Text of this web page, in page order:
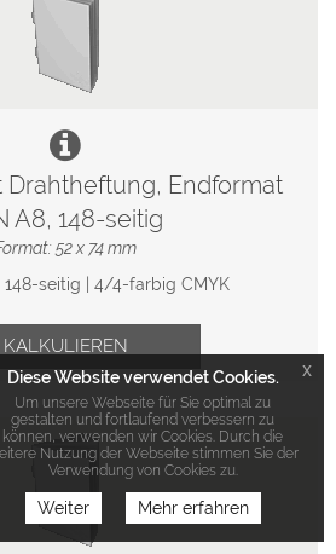
Drahtheftung, Endformat
A8, 148-seitig
52 x 74 mm
148-seitig | 4/4-farbig CMYK
KALKULIEREN
Diese Website verwendet Cookies.
Um unsere Webseite für Sie optimal zu
gestalten und fortlaufend verbessern zu
können, verwenden wir Cookies. Durch die
Nutzung der Webseite stimmen Sie der
Verwendung von Cookies zu.
Weiter Mehr erfahren
x